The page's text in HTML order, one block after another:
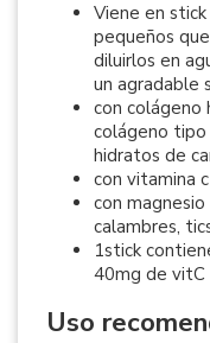
Viene en
pequeños
diluirlos en
un agradable
con colágeno
colágeno tipo
hidratos de
con vitamina c
con
calambres,
1stick
40mg de vitC
Uso